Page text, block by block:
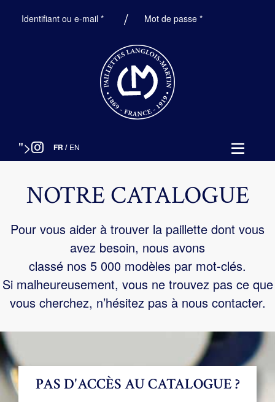
Identifiant ou e-mail *ObligatoireMot de passe*Obligatoire
"> FR / EN
NOTRE CATALOGUE
Pour vous aider à trouver la paillette dont vous
avez besoin, nous avons
classé nos 5 000 modèles par mot-clés.
Si malheureusement, vous ne trouvez pas ce que
vous cherchez, n’hésitez pas à nous contacter.
PAS D'ACCÈS AU CATALOGUE ?